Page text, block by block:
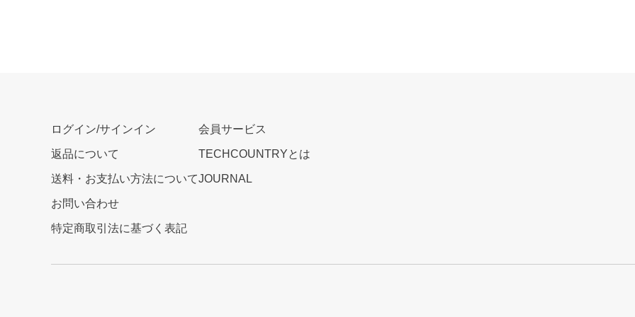
ログイン/サインイン
返品について
送料・お支払い方法について
お問い合わせ
特定商取引法に基づく表記
会員サービス
TECHCOUNTRYとは
JOURNAL